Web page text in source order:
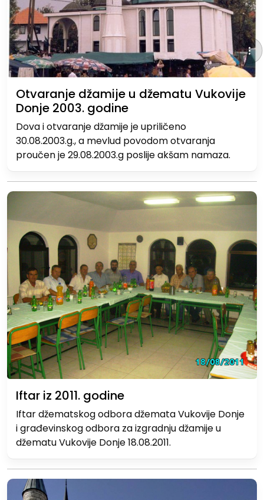
Otvaranje džamije u džematu Vukovije
Donje 2003. godine
Dova i otvaranje džamije je upriličeno
30.08.2003.g., a mevlud povodom otvaranja
proučen je 29.08.2003.g poslije akšam namaza.
Iftar iz 2011. godine
Iftar džematskog odbora džemata Vukovije Donje
i građevinskog odbora za izgradnju džamije u
džematu Vukovije Donje 18.08.2011.